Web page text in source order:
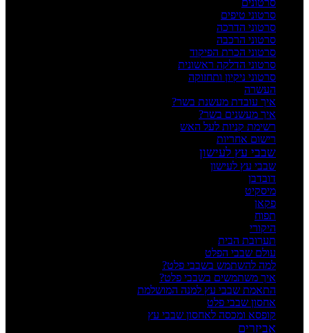
סרטונים
סרטוני טיפים
סרטוני הדרכה
סרטוני הרכבה
סרטוני הכרת הפיקוד
סרטוני הדלקה ראשונית
סרטוני ניקיון ותחזוקה
העשרה
איך עובדת מעשנת בשר?
איך מעשנים בשר?
רשימת קניות לעל האש
רישום אחריות
שבבי עץ לעישון
שבבי עץ לעישון
דובדבן
מיסקיט
פקאן
תפוח
היקורי
תערובת הבית
עולם שבבי הפלט
למה להשתמש בשבבי פלט?
איך משתמשים בשבבי פלט?
התאמת שבבי עץ למנה המושלמת
אחסון שבבי פלט
קופסא ומכסה לאחסון שבבי עץ
אביזרים